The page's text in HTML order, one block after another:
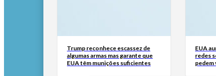
Trump reconhece escassez de
algumas armas mas garante que
EUA têm munições suficientes
EUA
redes
pedem